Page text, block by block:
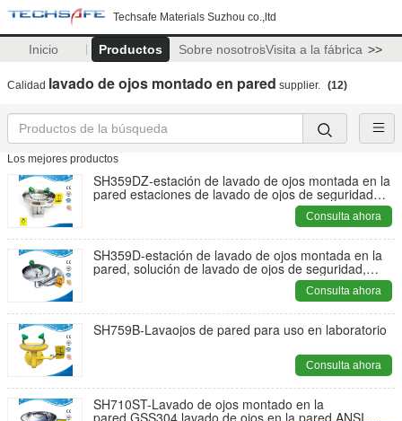
Techsafe Materials Suzhou co.,ltd
Inicio Productos Sobre nosotrosVisita a la fábrica >>
Calidad lavado de ojos montado en pared supplier. (12)
Los mejores productos
SH359DZ-estación de lavado de ojos montada en la
pared estaciones de lavado de ojos de seguridad
protector contra el polvo lavaojos ANSI Z358.1-2014
Consulta ahora
SH359D-estación de lavado de ojos montada en la
pared, solución de lavado de ojos de seguridad,
lavador de ojos, estación de lavado de ojos montada
Consulta ahora
SH759B-Lavaojos de pared para uso en laboratorio
Consulta ahora
SH710ST-Lavado de ojos montado en la
pared,GSS304 lavado de ojos en la pared ANSI